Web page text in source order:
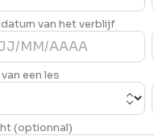
van het verblijf
een les
(optionnal)